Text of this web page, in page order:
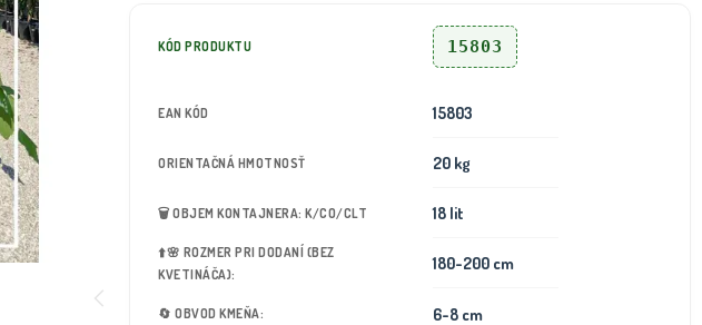
KÓD PRODUKTU 15803
EAN KÓD 15803
ORIENTAČNÁ HMOTNOSŤ 20 kg
🗑️ OBJEM KONTAJNERA: K/CO/CLT 18 lit
⬆️🌸 ROZMER PRI DODANÍ (BEZ
KVETINÁČA):
180-200 cm
🔄 OBVOD KMEŇA: 6-8 cm